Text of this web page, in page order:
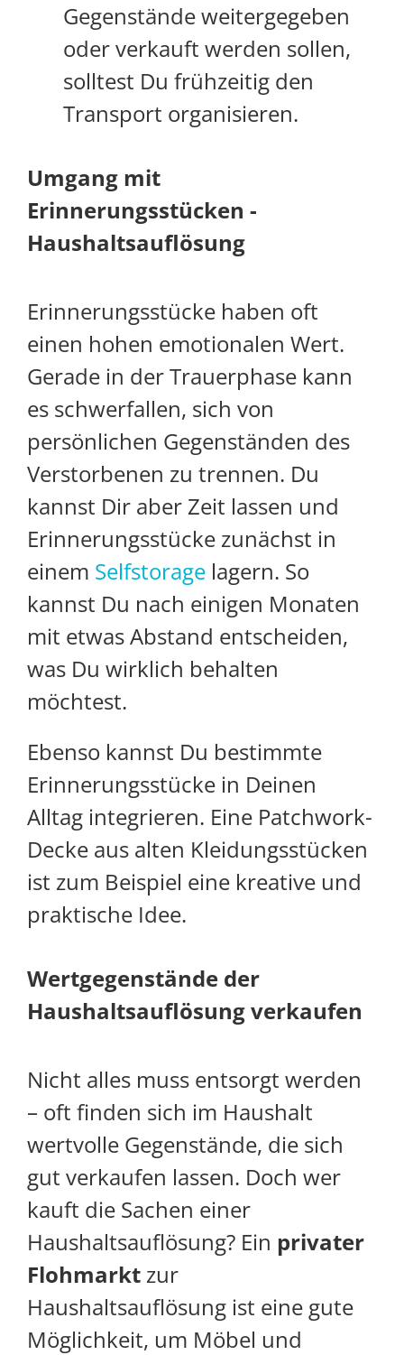
Gegenstände weitergegeben
oder verkauft werden sollen,
solltest Du frühzeitig den
Transport organisieren.
Umgang mit
Erinnerungsstücken -
Haushaltsauflösung
Erinnerungsstücke haben oft
einen hohen emotionalen Wert.
Gerade in der Trauerphase kann
es schwerfallen, sich von
persönlichen Gegenständen des
Verstorbenen zu trennen. Du
kannst Dir aber Zeit lassen und
Erinnerungsstücke zunächst in
einem Selfstorage lagern. So
kannst Du nach einigen Monaten
mit etwas Abstand entscheiden,
was Du wirklich behalten
möchtest.
Ebenso kannst Du bestimmte
Erinnerungsstücke in Deinen
Alltag integrieren. Eine Patchwork-
Decke aus alten Kleidungsstücken
ist zum Beispiel eine kreative und
praktische Idee.
Wertgegenstände der
Haushaltsauflösung verkaufen
Nicht alles muss entsorgt werden
– oft finden sich im Haushalt
wertvolle Gegenstände, die sich
gut verkaufen lassen. Doch wer
kauft die Sachen einer
Haushaltsauflösung? Ein privater
Flohmarkt zur
Haushaltsauflösung ist eine gute
Möglichkeit, um Möbel und